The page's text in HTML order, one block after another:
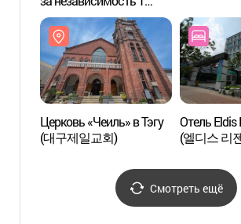
марта" (3·1만세운동길)
Церковь «Чеиль» в Тэгу
(대구제일교회)
Отель Eldis
(엘디스 리
Смотреть ещё